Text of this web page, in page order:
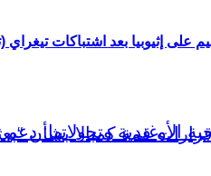
على إثيوبيا بعد اشتباكات تيغراي